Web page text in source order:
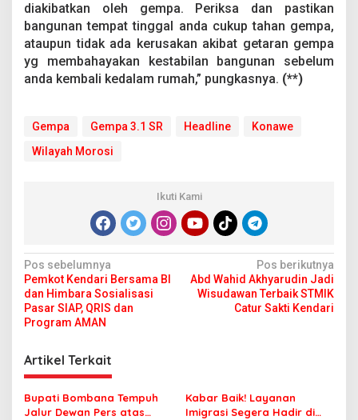
diakibatkan oleh gempa. Periksa dan pastikan
bangunan tempat tinggal anda cukup tahan gempa,
ataupun tidak ada kerusakan akibat getaran gempa
yg membahayakan kestabilan bangunan sebelum
anda kembali kedalam rumah,” pungkasnya. (**)
Gempa Gempa 3.1 SR Headline
Konawe
Wilayah Morosi
Ikuti Kami
N
a
v
g
a
s
Pos sebelumnya
Pemkot Kendari Bersama BI
dan Himbara Sosialisasi
Pasar SIAP, QRIS dan
Program AMAN
Pos berikutnya
Abd Wahid Akhyarudin Jadi
Wisudawan Terbaik STMIK
Catur Sakti Kendari
Artikel Terkait
Bupati Bombana Tempuh
Jalur Dewan Pers atas
Kabar Baik! Layanan
Imigrasi Segera Hadir di